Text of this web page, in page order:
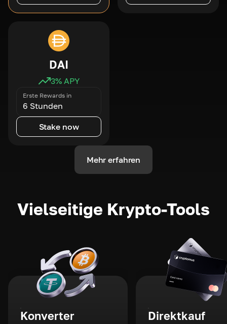
DAI
3% APY
Erste Rewards in
6 Stunden
Stake now
Mehr erfahren
Vielseitige Krypto-Tools
Konverter Direktkauf